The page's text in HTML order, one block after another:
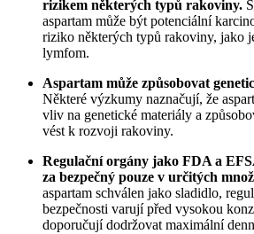
rizikem některých typů rakoviny.
aspartam může být potenciální
riziko některých typů rakoviny, jako
lymfom.
Aspartam může způsobovat
Některé výzkumy naznačují, že
vliv na genetické materiály a
vést k rozvoji rakoviny.
Regulační orgány jako FDA a
za bezpečný pouze v určitých
aspartam schválen jako sladidlo,
bezpečnosti varují před vysokou
doporučují dodržovat maximální